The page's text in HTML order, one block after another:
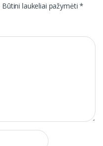
Būtini laukeliai pažymėti*